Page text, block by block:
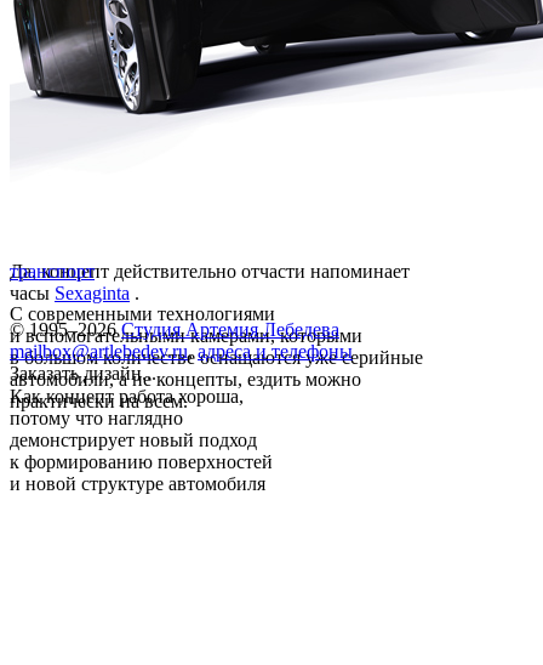
Да, концепт действительно отчасти напоминает
часы Sexaginta .
С современными технологиями
и вспомогательными камерами, которыми
в большом количестве оснащаются уже серийные
автомобили, а не концепты, ездить можно
практически на всем.
Как концепт работа хороша,
потому что наглядно
демонстрирует новый подход
к формированию поверхностей
и новой структуре автомобиля
транспорт
© 1995–2026 Студия Артемия Лебедева
mailbox@artlebedev.ru, адреса и телефоны
Заказать дизайн...